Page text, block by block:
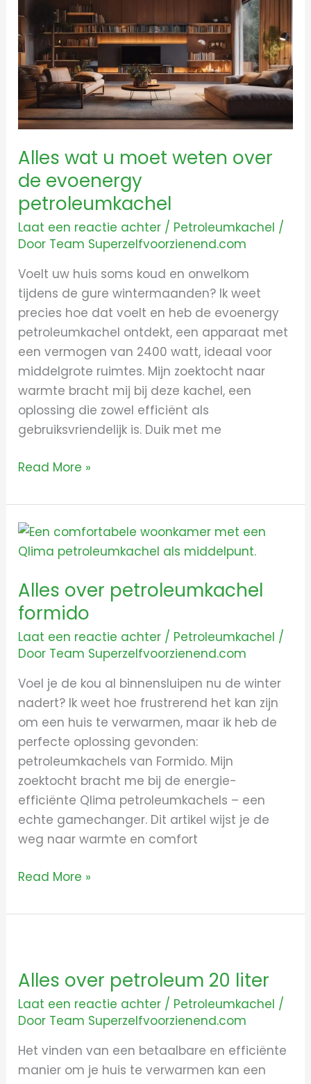
Alles wat u moet weten over
de evoenergy
petroleumkachel
Laat een reactie achter / Petroleumkachel /
Door Team Superzelfvoorzienend.com
Voelt uw huis soms koud en onwelkom
tijdens de gure wintermaanden? Ik weet
precies hoe dat voelt en heb de evoenergy
petroleumkachel ontdekt, een apparaat met
een vermogen van 2400 watt, ideaal voor
middelgrote ruimtes. Mijn zoektocht naar
warmte bracht mij bij deze kachel, een
oplossing die zowel efficiënt als
gebruiksvriendelijk is. Duik met me
u
moet
weten
over
de
evoenergy
Read More »
Alles over petroleumkachel
formido
Laat een reactie achter / Petroleumkachel /
Door Team Superzelfvoorzienend.com
Voel je de kou al binnensluipen nu de winter
nadert? Ik weet hoe frustrerend het kan zijn
om een huis te verwarmen, maar ik heb de
perfecte oplossing gevonden:
petroleumkachels van Formido. Mijn
zoektocht bracht me bij de energie-
efficiënte Qlima petroleumkachels – een
echte gamechanger. Dit artikel wijst je de
weg naar warmte en comfort
Alles
over
formido
Read More »
Alles over petroleum 20 liter
Laat een reactie achter / Petroleumkachel /
Door Team Superzelfvoorzienend.com
Het vinden van een betaalbare en efficiënte
manier om je huis te verwarmen kan een
petroleum
20
liter